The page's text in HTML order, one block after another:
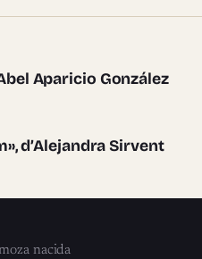
Aparicio González
d’Alejandra Sirvent
nacida